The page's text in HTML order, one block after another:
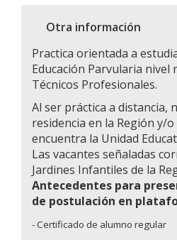
Otra información
Practica orientada a
Educación Parvularia nivel
Técnicos Profesionales.
Al ser práctica a distancia,
residencia en la Región y/
encuentra la Unidad
Las vacantes señaladas
Jardines Infantiles de la
Antecedentes para
de postulación en
- Certificado de alumno regular